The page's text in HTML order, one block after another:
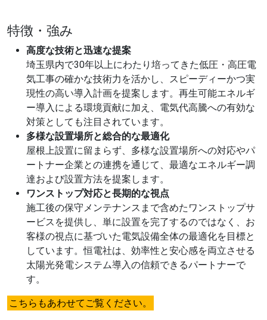
特徴・強み
高度な技術と迅速な提案
埼玉県内で30年以上にわたり培ってきた低圧・高圧電
気工事の確かな技術力を活かし、スピーディーかつ実
現性の高い導入計画を提案します。再生可能エネルギ
ー導入による環境貢献に加え、電気代高騰への有効な
対策としても注目されています。
多様な設置場所と総合的な最適化
屋根上設置に留まらず、多様な設置場所への対応やパ
ートナー企業との連携を通じて、最適なエネルギー調
達および設置方法を提案します。
ワンストップ対応と長期的な視点
施工後の保守メンテナンスまで含めたワンストップサ
ービスを提供し、単に設置を完了するのではなく、お
客様の視点に基づいた電気設備全体の最適化を目標と
しています。恒電社は、効率性と安心感を両立させる
太陽光発電システム導入の信頼できるパートナーで
す。
こちらもあわせてご覧ください。